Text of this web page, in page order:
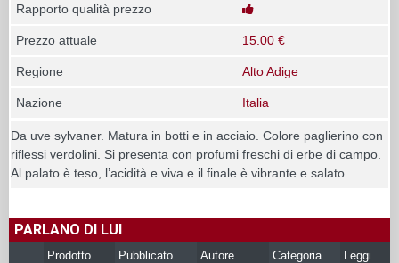
Rapporto qualità prezzo
Prezzo attuale 15.00 €
Regione Alto Adige
Nazione Italia
Da uve sylvaner. Matura in botti e in acciaio. Colore paglierino con
riflessi verdolini. Si presenta con profumi freschi di erbe di campo.
Al palato è teso, l’acidità e viva e il finale è vibrante e salato.
PARLANO DI LUI
Prodotto
Pubblicato
Autore Categoria Leggi